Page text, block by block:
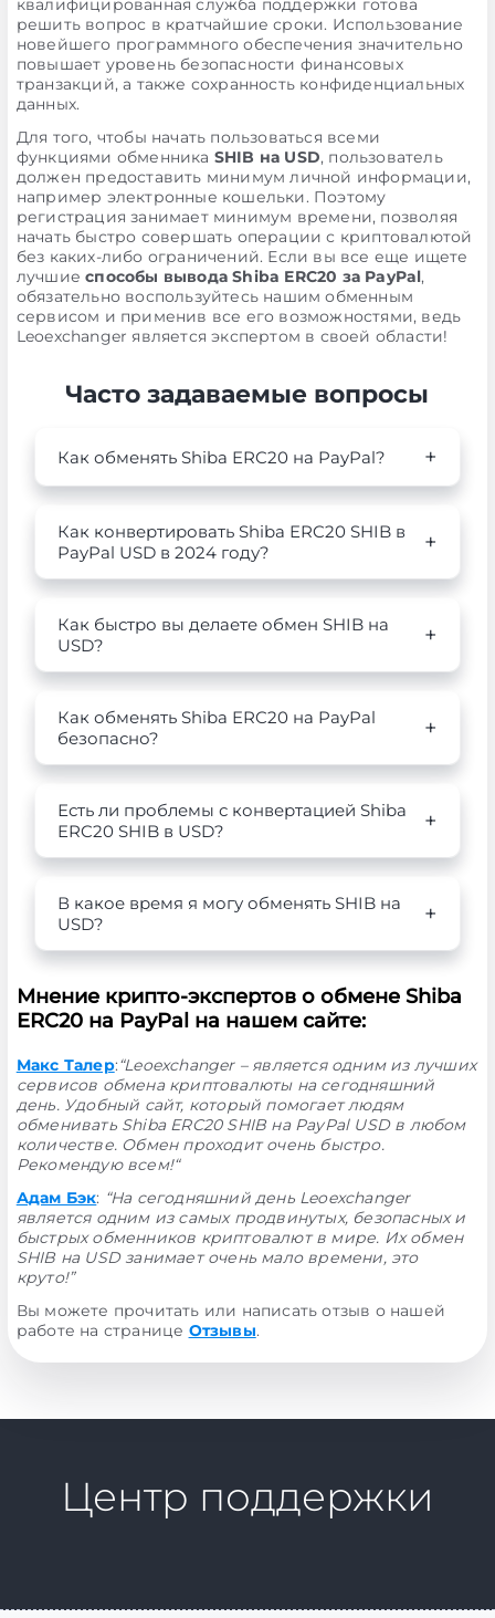
квалифицированная служба поддержки готова
решить вопрос в кратчайшие сроки. Использование
новейшего программного обеспечения значительно
повышает уровень безопасности финансовых
транзакций, а также сохранность конфиденциальных
данных.
Для того, чтобы начать пользоваться всеми
функциями обменника SHIB на USD, пользователь
должен предоставить минимум личной информации,
например электронные кошельки. Поэтому
регистрация занимает минимум времени, позволяя
начать быстро совершать операции с криптовалютой
без каких-либо ограничений. Если вы все еще ищете
лучшиеспособы вывода Shiba ERC20 за PayPal,
обязательно воспользуйтесь нашим обменным
сервисом и применив все его возможностями, ведь
Leoexchanger является экспертом в своей области!
Часто задаваемые вопросы
Как обменять Shiba ERC20 на PayPal?
Как конвертировать Shiba ERC20 SHIB в
PayPal USD в 2024 году?
Как быстро вы делаете обмен SHIB на
USD?
Как обменять Shiba ERC20 на PayPal
безопасно?
Есть ли проблемы с конвертацией Shiba
ERC20 SHIB в USD?
В какое время я могу обменять SHIB на
USD?
Мнение крипто-экспертов о обмене Shiba
ERC20 на PayPal на нашем сайте:
Макс Талер:“Leoexchanger – является одним из лучших
сервисов обмена криптовалюты на сегодняшний
день. Удобный сайт, который помогает людям
обменивать Shiba ERC20 SHIB на PayPal USD в любом
количестве. Обмен проходит очень быстро.
Рекомендую всем!“
Адам Бэк: “На сегодняшний день Leoexchanger
является одним из самых продвинутых, безопасных и
быстрых обменников криптовалют в мире. Их обмен
SHIB на USD занимает очень мало времени, это
круто!”
Вы можете прочитать или написать отзыв о нашей
работе на странице Отзывы.
Центр поддержки